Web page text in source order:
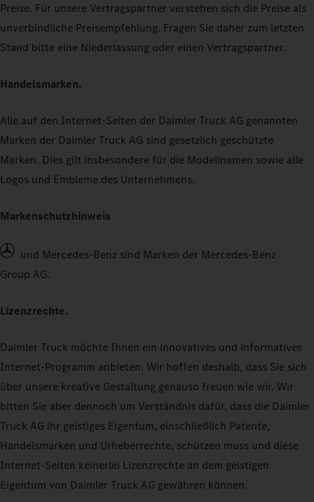
Preise. Für unsere Vertragspartner verstehen sich die Preise als
unverbindliche Preisempfehlung. Fragen Sie daher zum letzten
Stand bitte eine Niederlassung oder einen Vertragspartner.
Handelsmarken.
Alle auf den Internet-Seiten der Daimler Truck AG genannten
Marken der Daimler Truck AG sind gesetzlich geschützte
Marken. Dies gilt insbesondere für die Modellnamen sowie alle
Logos und Embleme des Unternehmens.
Markenschutzhinweis
und Mercedes-Benz sind Marken der Mercedes‑Benz
Group AG.
Lizenzrechte.
Daimler Truck möchte Ihnen ein innovatives und informatives
Internet-Programm anbieten. Wir hoffen deshalb, dass Sie sich
über unsere kreative Gestaltung genauso freuen wie wir. Wir
bitten Sie aber dennoch um Verständnis dafür, dass die Daimler
Truck AG ihr geistiges Eigentum, einschließlich Patente,
Handelsmarken und Urheberrechte, schützen muss und diese
Internet-Seiten keinerlei Lizenzrechte an dem geistigen
Eigentum von Daimler Truck AG gewähren können.